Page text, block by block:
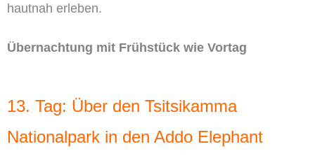
hautnah erleben.
Übernachtung mit Frühstück wie Vortag
13. Tag: Über den Tsitsikamma
Nationalpark in den Addo Elephant